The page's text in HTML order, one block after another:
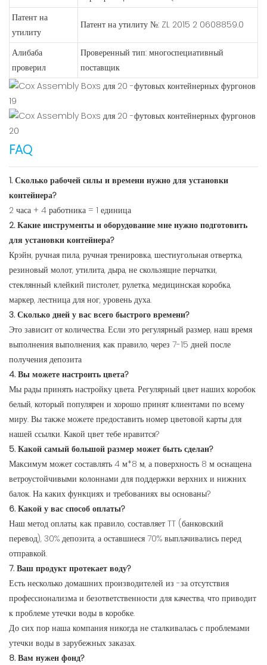
Патент на
утилиту
Патент на утилиту №: ZL 2015 2 0608859.0
Алибаба
проверил
Проверенный тип: многоспециативный
поставщик
FAQ
1. Сколько рабочей силы и времени нужно для установки
контейнера?
2 часа + 4 работника = 1 единица
2. Какие инструменты и оборудование мне нужно подготовить
для установки контейнера?
Крэйн, ручная пила, ручная тренировка, шестиугольная отвертка,
резиновый молот, утилита, дыра, не скользящие перчатки,
стеклянный клейкий пистолет, рулетка, медицинская коробка,
маркер, лестница для ног, уровень духа.
3. Сколько дней у вас всего быстрого времени?
Это зависит от количества. Если это регулярный размер, наш время
выполнения выполнения, как правило, через 7-15 дней после
получения депозита
4. Вы можете настроить цвета?
Мы рады принять настройку цвета. Регулярный цвет наших коробок
белый, который популярен и хорошо принят клиентами по всему
миру. Вы также можете предоставить номер цветовой карты для
нашей ссылки. Какой цвет тебе нравится?
5. Какой самый большой размер может быть сделан?
Максимум может составлять 4 м*8 м, а поверхность 8 м оснащена
ветроустойчивыми колоннами для поддержки верхних и нижних
балок. На каких функциях и требованиях вы основаны?
6. Какой у вас способ оплаты?
Наш метод оплаты, как правило, составляет TT (банковский
перевод), 30% депозита, а оставшиеся 70% выплачивались перед
отправкой.
7. Ваш продукт протекает воду?
Есть несколько домашних производителей из -за отсутствия
профессионализма и безответственности для качества, что приводит
к проблеме утечки воды в коробке.
До сих пор наша компания никогда не сталкивалась с проблемами
утечки воды в зарубежных заказах.
8. Вам нужен фонд?